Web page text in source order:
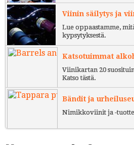
Viinin säilytys ja
Lue oppaastamme,
kypsytyksestä.
Katsotuimmat
Viinikartan 20
Katso tästä.
Bändit ja
Nimikkoviinit ja -